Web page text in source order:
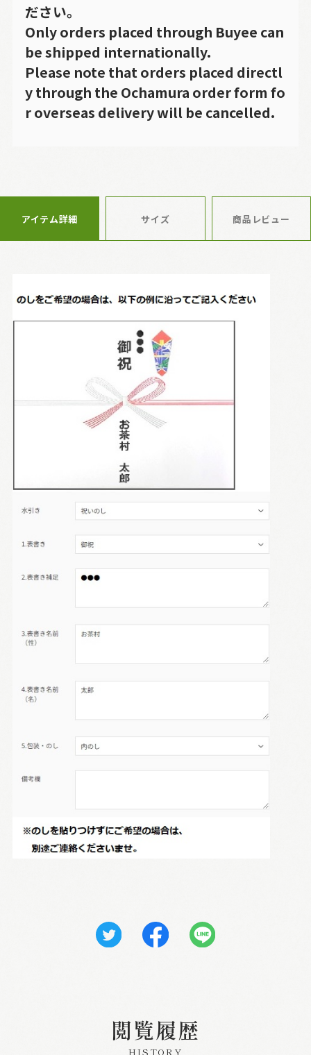
ださい。
Only orders placed through Buyee can
be shipped internationally.
Please note that orders placed directl
y through the Ochamura order form fo
r overseas delivery will be cancelled.
アイテム詳細 サイズ 商品レビュー
閲覧履歴
HISTORY